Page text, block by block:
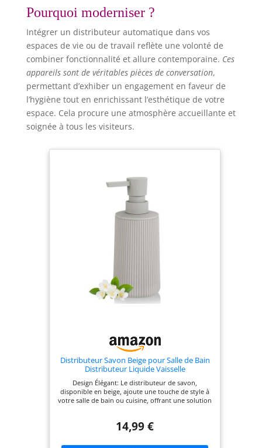
Pourquoi moderniser ?
Intégrer un distributeur automatique dans vos
espaces de vie ou de travail reflète une volonté de
combiner fonctionnalité et allure contemporaine. Ces
appareils sont de véritables pièces de conversation,
permettant d’exhiber un engagement en faveur de
l’hygiène tout en enrichissant l’esthétique de votre
espace. Cela procure une atmosphère accueillante et
soignée à tous les visiteurs.
Distributeur Savon Beige pour Salle de Bain
Distributeur Liquide Vaisselle
Design Élégant: Le distributeur de savon,
disponible en beige, ajoute une touche de style à
votre salle de bain ou cuisine, offrant une solution
complète les décors modernes, élégants et
meilleure prise en main. Matériau de Haute
14,99 €